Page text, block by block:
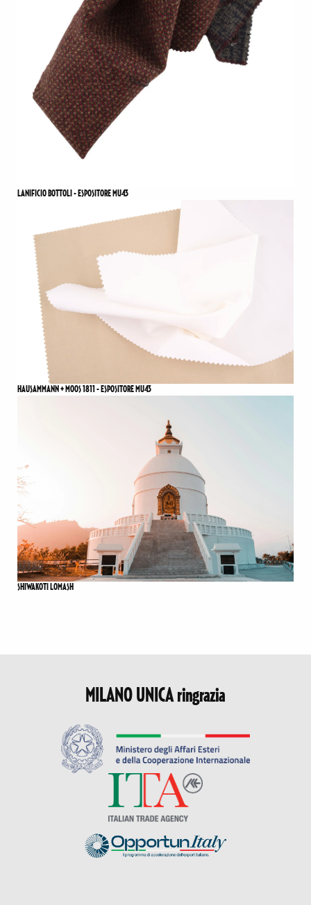
LANIFICIO BOTTOLI - ESPOSITORE MU43
HAUSAMMANN + MOOS 1811 - ESPOSITORE MU43
SHIWAKOTI LOMASH
MILANO UNICA ringrazia